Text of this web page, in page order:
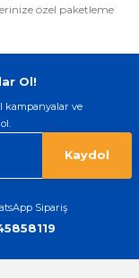
özel paketleme
Ol!
kampanyalar ve
Kaydol
Sipariş